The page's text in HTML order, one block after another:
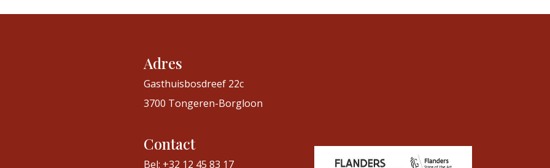
Adres
Gasthuisbosdreef 22c
3700 Tongeren-Borgloon
Contact
Bel: +32 12 45 83 17